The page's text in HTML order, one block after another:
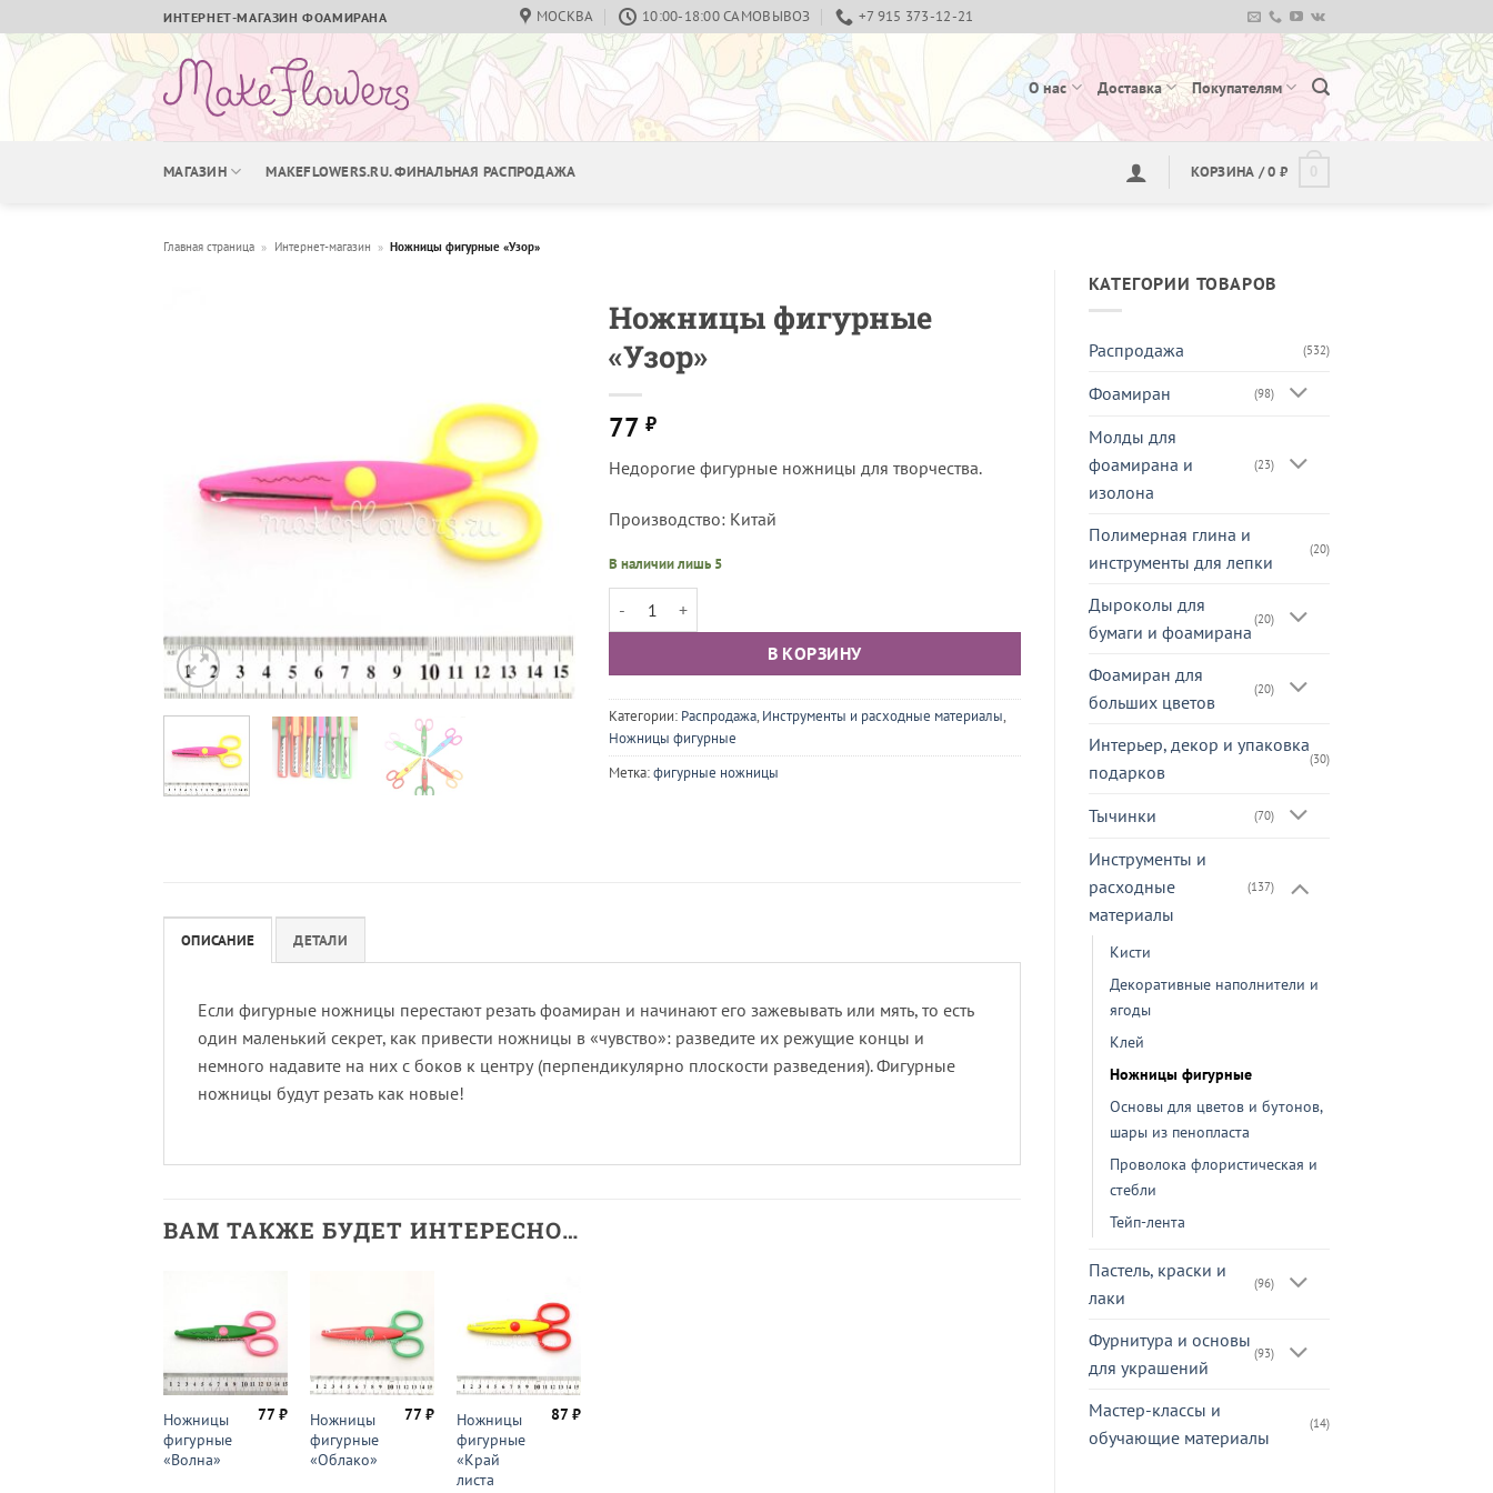
to
content
ИНТЕРНЕТ-МАГАЗИН ФОАМИРАНА МОСКВА 10:00-18:00 САМОВЫВОЗ +7 915 373-12-21
О нас Доставка Покупателям
МАГАЗИН MAKEFLOWERS.RU. ФИНАЛЬНАЯ РАСПРОДАЖА КОРЗИНА /0 ₽
Главная страница » Интернет-магазин » Ножницы фигурные «Узор»
КАТЕГОРИИ ТОВАРОВ
Распродажа (532)
Фоамиран (98)
Молды для
фоамирана и
изолона
(23)
Полимерная глина и
инструменты для лепки
(20)
Дыроколы для
бумаги и фоамирана
(20)
Фоамиран для
больших цветов
(20)
Интерьер, декор и упаковка
подарков
(30)
Тычинки (70)
Инструменты и
расходные
материалы
(137)
Кисти
Декоративные наполнители и
ягоды
Клей
Ножницы фигурные
Основы для цветов и бутонов,
шары из пенопласта
Проволока флористическая и
стебли
Тейп-лента
Пастель, краски и
лаки
(96)
Фурнитура и основы
для украшений
(93)
Мастер-классы и
обучающие материалы
(14)
Ножницы фигурные
«Узор»
77 ₽
Недорогие фигурные ножницы для творчества.
Производство: Китай
В наличии лишь 5
Количество товара Ножницы фигурные "Узор"
В КОРЗИНУ
Категории: Распродажа, Инструменты и расходные материалы,
Ножницы фигурные
Метка:фигурные ножницы
ОПИСАНИЕ ДЕТАЛИ
Если фигурные ножницы перестают резать фоамиран и начинают его зажевывать или мять, то есть
один маленький секрет, как привести ножницы в «чувство»: разведите их режущие концы и
немного надавите на них с боков к центру (перпендикулярно плоскости разведения). Фигурные
ножницы будут резать как новые!
ВАМ ТАКЖЕ БУДЕТ ИНТЕРЕСНО…
Ножницы
фигурные
«Волна»
77₽
Ножницы
фигурные
«Облако»
77₽
Ножницы
фигурные
«Край
листа
87₽